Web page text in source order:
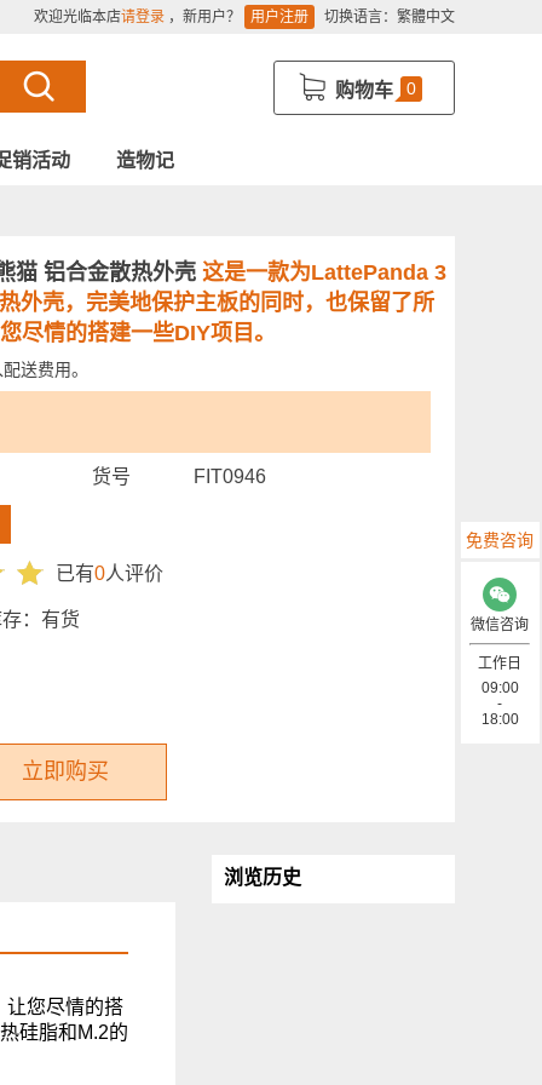
欢迎光临本店请登录 ，新用户？ 用户注册 切换语言： 繁體中文
购物车 0
销活动 造物记
猫 铝合金散热外壳 这是一款为LattePanda 3
外壳，完美地保护主板的同时，也保留了所
尽情的搭建一些DIY项目。
送费用。
货号 FIT0946
已有0人评价
： 有货
立即购买
让您尽情的搭
硅脂和M.2的
浏览历史
免费咨询
微信咨询
工作日
09:00
-
18:00